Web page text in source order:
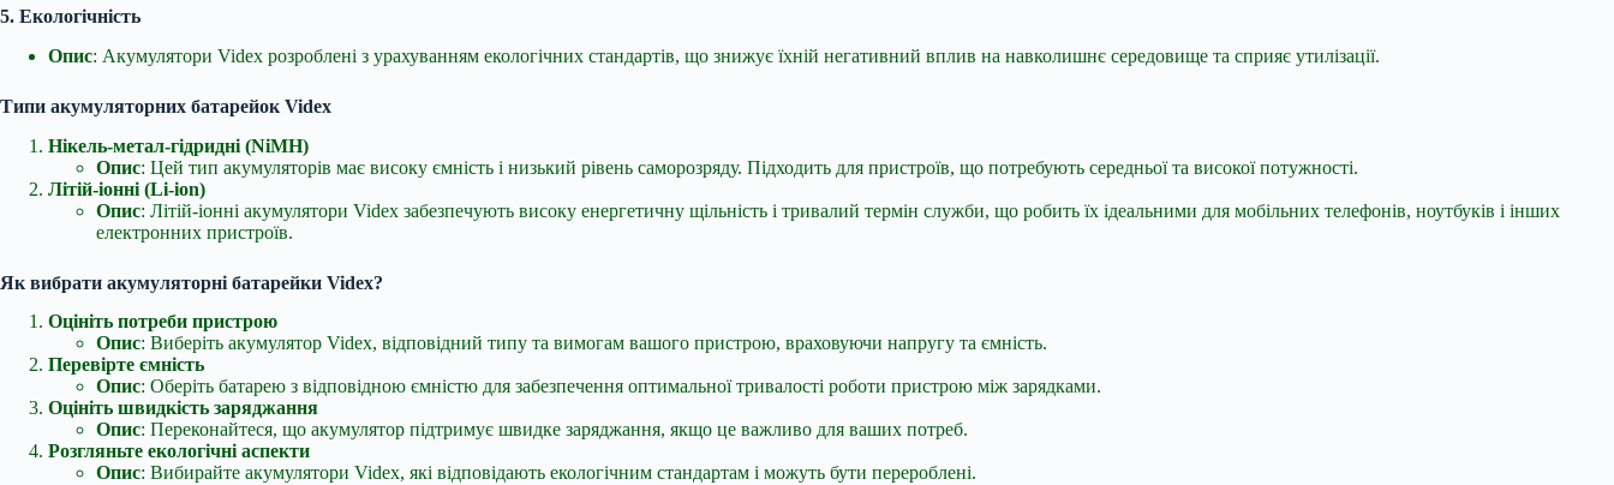
5. Екологічність
Опис: Акумулятори Videx розроблені з урахуванням екологічних стандартів, що знижує їхній негативний вплив на навколишнє середовище та сприяє утилізації.
Типи акумуляторних батарейок Videx
Нікель-метал-гідридні (NiMH)
Опис: Цей тип акумуляторів має високу ємність і низький рівень саморозряду. Підходить для пристроїв, що потребують середньої та високої потужності.
Літій-іонні (Li-ion)
Опис: Літій-іонні акумулятори Videx забезпечують високу енергетичну щільність і тривалий термін служби, що робить їх ідеальними для мобільних телефонів, ноутбуків і інших
електронних пристроїв.
Як вибрати акумуляторні батарейки Videx?
Оцініть потреби пристрою
Опис: Виберіть акумулятор Videx, відповідний типу та вимогам вашого пристрою, враховуючи напругу та ємність.
Перевірте ємність
Опис: Оберіть батарею з відповідною ємністю для забезпечення оптимальної тривалості роботи пристрою між зарядками.
Оцініть швидкість заряджання
Опис: Переконайтеся, що акумулятор підтримує швидке заряджання, якщо це важливо для ваших потреб.
Розгляньте екологічні аспекти
Опис: Вибирайте акумулятори Videx, які відповідають екологічним стандартам і можуть бути перероблені.